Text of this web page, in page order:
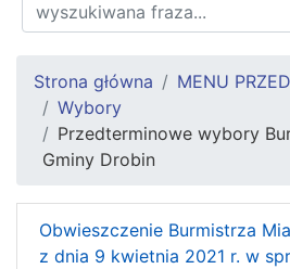
Strona główna
MENU
Wybory
Przedterminowe wybory
Gminy Drobin
Obwieszczenie Burmistrza
z dnia 9 kwietnia 2021 r. w